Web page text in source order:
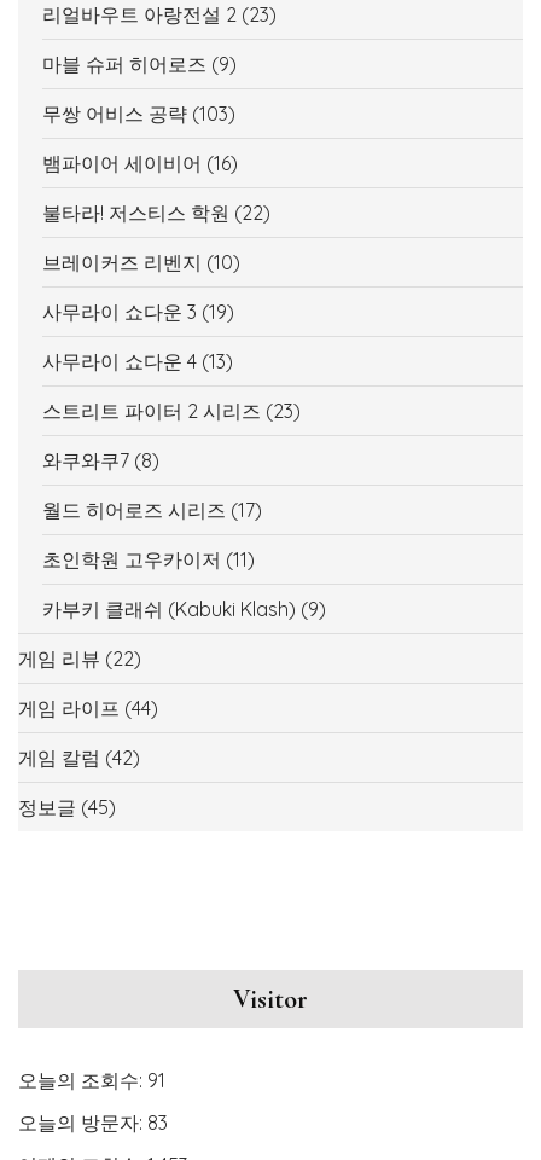
리얼바우트 아랑전설 2 (23)
마블 슈퍼 히어로즈 (9)
무쌍 어비스 공략 (103)
뱀파이어 세이비어 (16)
불타라! 저스티스 학원 (22)
브레이커즈 리벤지 (10)
사무라이 쇼다운 3 (19)
사무라이 쇼다운 4 (13)
스트리트 파이터 2 시리즈 (23)
와쿠와쿠7 (8)
월드 히어로즈 시리즈 (17)
초인학원 고우카이저 (11)
카부키 클래쉬 (Kabuki Klash) (9)
게임 리뷰 (22)
게임 라이프 (44)
게임 칼럼 (42)
정보글 (45)
Visitor
오늘의 조회수: 91
오늘의 방문자: 83